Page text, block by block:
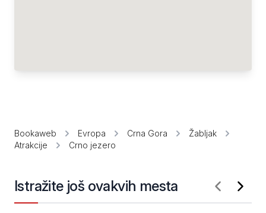
Bookaweb Evropa Crna Gora
Žabljak
Atrakcije
Crno jezero
Istražite još ovakvih mesta